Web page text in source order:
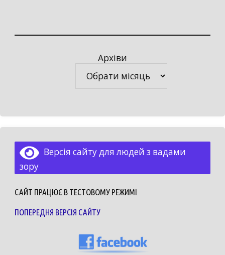
Архіви
Версія сайту для людей з вадами
зору
САЙТ ПРАЦЮЄ В ТЕСТОВОМУ РЕЖИМІ
ПОПЕРЕДНЯ ВЕРСІЯ САЙТУ